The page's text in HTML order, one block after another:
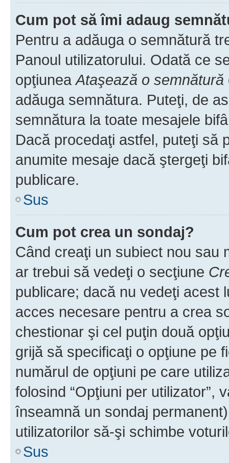
Cum pot să îmi adaug
Pentru a adăuga o semnătură
Panoul utilizatorului. Odată ce
opţiuneaAtaşează o semnătură
adăuga semnătura. Puteţi, de
semnătura la toate mesajele
Dacă procedaţi astfel, puteţi să
anumite mesaje dacă ştergeţi
publicare.
Sus
Cum pot crea un sondaj?
Când creaţi un subiect nou sau
ar trebui să vedeţi o secţiune
publicare; dacă nu vedeţi acest
acces necesare pentru a crea
chestionar şi cel puţin două
grijă să specificaţi o opţiune pe
numărul de opţiuni pe care
folosind “Opţiuni per utilizator”,
înseamnă un sondaj
utilizatorilor să-şi schimbe
Sus